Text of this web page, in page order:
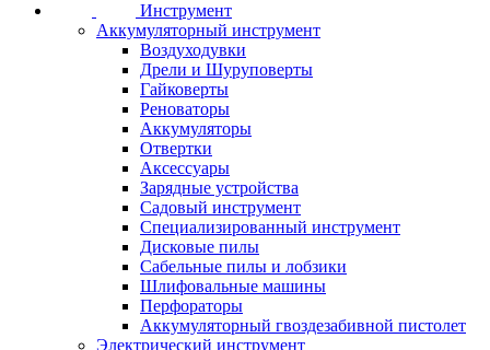
Инструмент
Аккумуляторный инструмент
Воздуходувки
Дрели и Шуруповерты
Гайковерты
Реноваторы
Аккумуляторы
Отвертки
Аксессуары
Зарядные устройства
Садовый инструмент
Специализированный инструмент
Дисковые пилы
Сабельные пилы и лобзики
Шлифовальные машины
Перфораторы
Аккумуляторный гвоздезабивной пистолет
Электрический инструмент